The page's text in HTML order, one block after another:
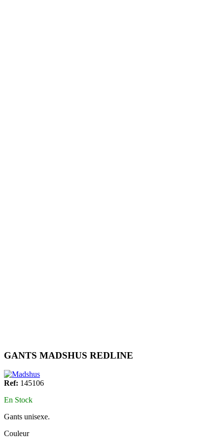
GANTS MADSHUS REDLINE
Ref: 145106
En Stock
Gants unisexe.
Couleur